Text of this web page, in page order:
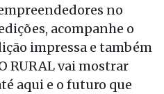
no
acompanhe o
impressa e também
RURAL vai mostrar
aqui e o futuro que